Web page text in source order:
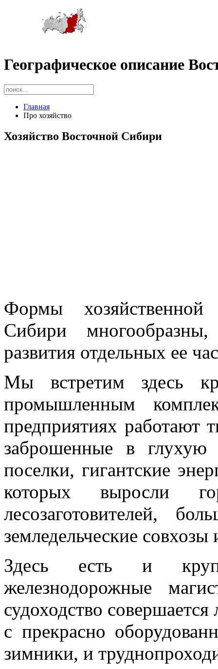
Географическое описание
Главная
Про хозяйство
Хозяйство Восточной Сибири
Формы
Сибири
развития отдельных ее
Мы встретим здесь
промышленным
предприятиях работают
заброшенные в глухую
поселки, гигантские
которых выросли
лесозаготовителей,
земледельческие
Здесь есть и
железнодорожные
судоходство
с прекрасно
зимники, и